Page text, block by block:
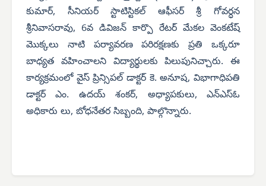
కుమార్, సీనియర్ స్టాటిస్టికల్ ఆఫీసర్ శ్రీ గోవర్ధన
శ్రీనివాసరావు, 6వ డివిజన్ కార్పొ రేటర్ మేకల వెంకటేష్
మొక్కలు నాటి పర్యావరణ పరిరక్షణకు ప్రతి ఒక్కరూ
బాధ్యత వహించాలని విద్యార్థులకు పిలుపునిచ్చారు. ఈ
కార్యక్రమంలో వైస్ ప్రిన్సిపల్ డాక్టర్ కె. అనూష, విభాగాధిపతి
డాక్టర్ ఎం. ఉదయ్ శంకర్, అధ్యాపకులు, ఎన్‌ఎస్‌ఓ
అధికారు లు, బోధనేతర సిబ్బంది, పాల్గొన్నారు.